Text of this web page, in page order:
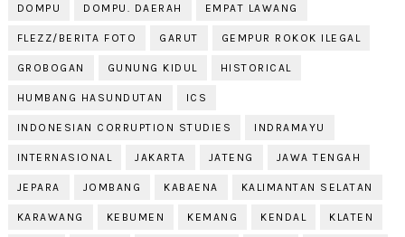
DOMPU DOMPU. DAERAH EMPAT LAWANG
FLEZZ/BERITA FOTO GARUT GEMPUR ROKOK ILEGAL
GROBOGAN GUNUNG KIDUL HISTORICAL
HUMBANG HASUNDUTAN ICS
INDONESIAN CORRUPTION STUDIES INDRAMAYU
INTERNASIONAL JAKARTA JATENG JAWA TENGAH
JEPARA JOMBANG KABAENA KALIMANTAN SELATAN
KARAWANG KEBUMEN KEMANG KENDAL KLATEN